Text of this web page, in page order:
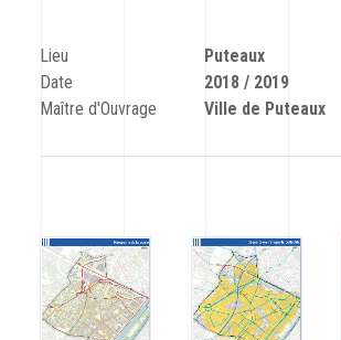
Nos références
Lieu
Puteaux
Date
2018 / 2019
Maître d'Ouvrage
Ville de Puteaux